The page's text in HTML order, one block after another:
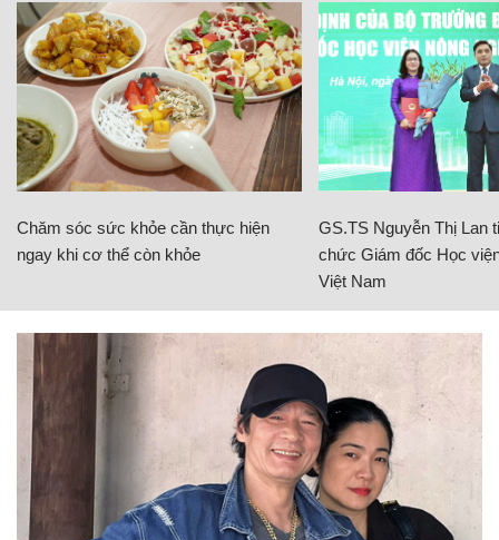
Chăm sóc sức khỏe cần thực hiện
ngay khi cơ thể còn khỏe
GS.TS Nguyễn Thị Lan
chức Giám đốc Học
Việt Nam